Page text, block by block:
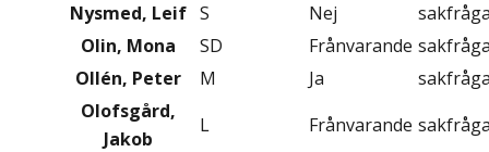
Nysmed, Leif S Nej
Olin, Mona
SD Frånvarande
Ollén, Peter
M Ja
Olofsgård,
Jakob
L Frånvarande